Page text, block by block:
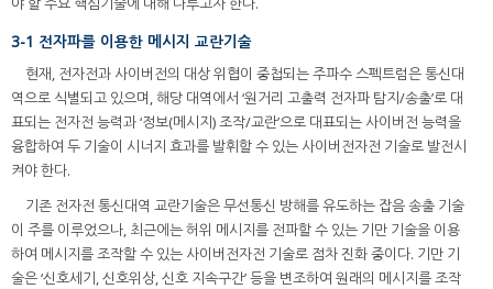
3-1 전자파를 이용한 메시지 교란기술
현재, 전자전과 사이버전의 대상 위협이 중첩되는 주파수 스펙트럼은 통신대
역으로 식별되고 있으며, 해당 대역에서 ‘원거리 고출력 전자파 탐지/송출’로 대
표되는 전자전 능력과 ‘정보(메시지) 조작/교란’으로 대표되는 사이버전 능력을
융합하여 두 기술이 시너지 효과를 발휘할 수 있는 사이버전자전 기술로 발전시
켜야 한다.
기존 전자전 통신대역 교란기술은 무선통신 방해를 유도하는 잡음 송출 기술
이 주를 이루었으나, 최근에는 허위 메시지를 전파할 수 있는 기만 기술을 이용
하여 메시지를 조작할 수 있는 사이버전자전 기술로 점차 진화 중이다. 기만 기
술은 ‘신호세기, 신호위상, 신호 지속구간’ 등을 변조하여 원래의 메시지를 조작